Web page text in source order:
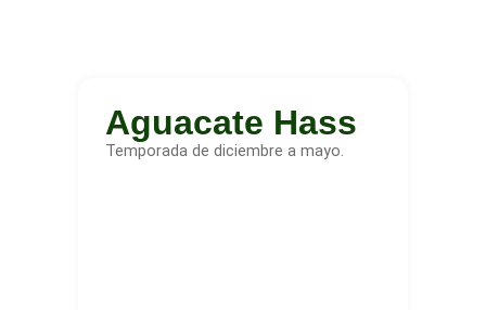
Aguacate Hass
Temporada de diciembre a mayo.